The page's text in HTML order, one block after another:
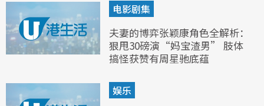
电影剧集
夫妻的博弈张颖康角色全解析：
狠甩30磅演“妈宝渣男” 肢体
搞怪获赞有周星驰底蕴
娱乐